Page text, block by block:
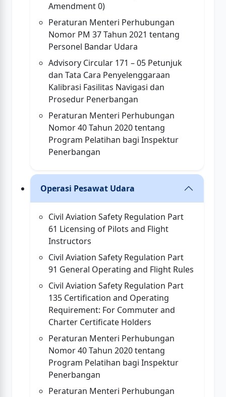
Amendment 0)
Peraturan Menteri Perhubungan
Nomor PM 37 Tahun 2021 tentang
Personel Bandar Udara
Advisory Circular 171 – 05 Petunjuk
dan Tata Cara Penyelenggaraan
Kalibrasi Fasilitas Navigasi dan
Prosedur Penerbangan
Peraturan Menteri Perhubungan
Nomor 40 Tahun 2020 tentang
Program Pelatihan bagi Inspektur
Penerbangan
Operasi Pesawat Udara
Civil Aviation Safety Regulation Part
61 Licensing of Pilots and Flight
Instructors
Civil Aviation Safety Regulation Part
91 General Operating and Flight Rules
Civil Aviation Safety Regulation Part
135 Certification and Operating
Requirement: For Commuter and
Charter Certificate Holders
Peraturan Menteri Perhubungan
Nomor 40 Tahun 2020 tentang
Program Pelatihan bagi Inspektur
Penerbangan
Peraturan Menteri Perhubungan